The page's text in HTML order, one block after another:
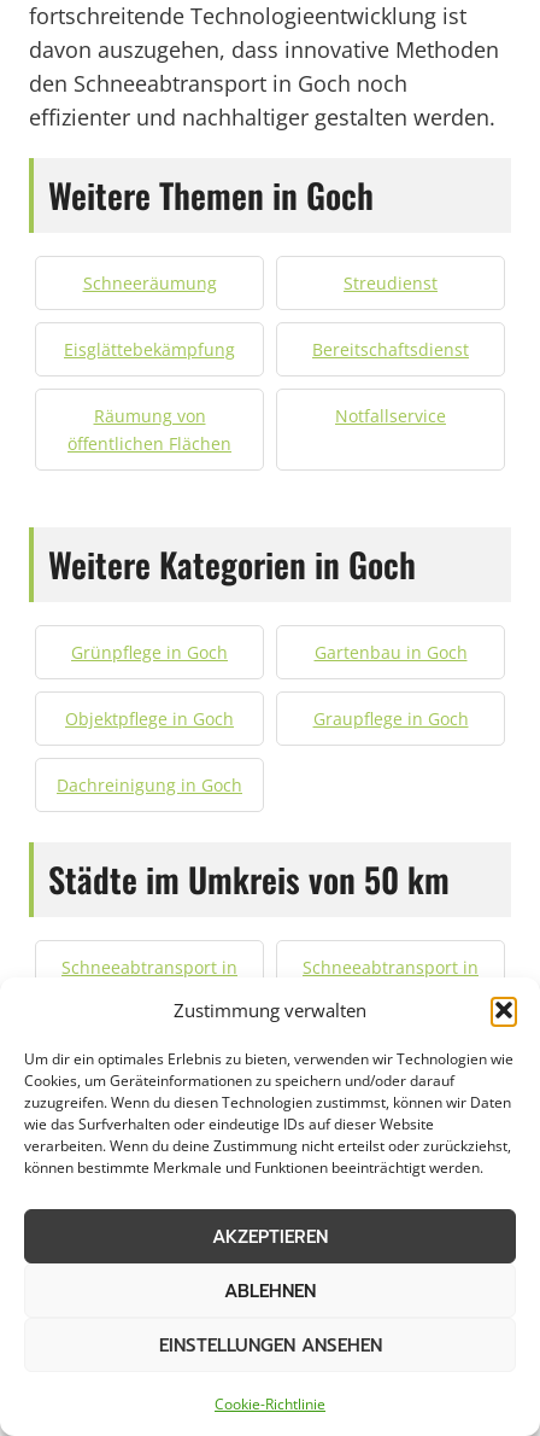
Zustimmung verwalten
Um dir ein optimales Erlebnis zu bieten, verwenden wir Technologien wie
Cookies, um Geräteinformationen zu speichern und/oder darauf
zuzugreifen. Wenn du diesen Technologien zustimmst, können wir Daten
wie das Surfverhalten oder eindeutige IDs auf dieser Website
verarbeiten. Wenn du deine Zustimmung nicht erteilst oder zurückziehst,
können bestimmte Merkmale und Funktionen beeinträchtigt werden.
AKZEPTIEREN
ABLEHNEN
EINSTELLUNGEN ANSEHEN
Cookie-Richtlinie
fortschreitende Technologieentwicklung ist
davon auszugehen, dass innovative Methoden
den Schneeabtransport in Goch noch
effizienter und nachhaltiger gestalten werden.
Weitere Themen in Goch
Schneeräumung Streudienst
Eisglättebekämpfung Bereitschaftsdienst
Räumung von
öffentlichen Flächen
Notfallservice
Weitere Kategorien in Goch
Grünpflege in Goch Gartenbau in Goch
Objektpflege in Goch Graupflege in Goch
Dachreinigung in Goch
Städte im Umkreis von 50 km
Schneeabtransport in
Schneeabtransport in
Schneeabtransport in
Dinslaken
Schneeabtransport in
Emmerich
Schneeabtransport in
Schneeabtransport in
Hamminkeln
Schneeabtransport in
Schneeabtransport in
Schneeabtransport in
Schneeabtransport in